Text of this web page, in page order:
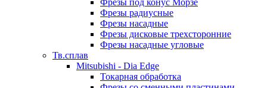
Фрезы под конус Морзе
Фрезы радиусные
Фрезы насадные
Фрезы дисковые трехсторонние
Фрезы насадные угловые
Тв.сплав
Mitsubishi - Dia Edge
Токарная обработка